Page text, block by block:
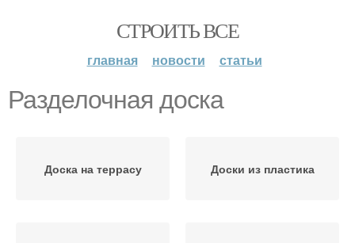
СТРОИТЬ ВСЕ
главная новости статьи
Разделочная доска
Доска на террасу Доски из пластика